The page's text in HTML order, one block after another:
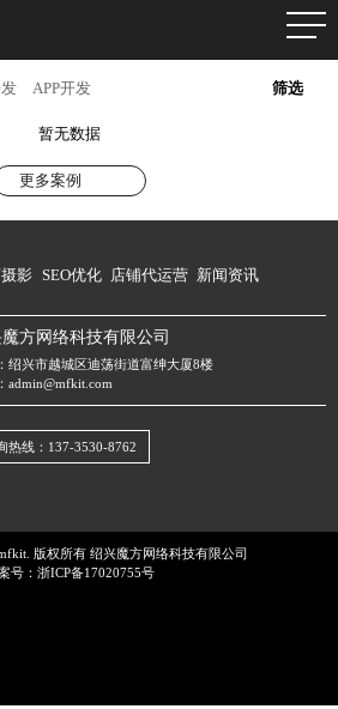
APP开发 筛选
暂无数据
更多案例
影 SEO优化 店铺代运营 新闻资讯
方网络科技有限公司
绍兴市越城区迪荡街道富绅大厦8楼
admin@mfkit.com
热线：137-3530-8762
版权所有 绍兴魔方网络科技有限公司
号： 浙ICP备17020755号